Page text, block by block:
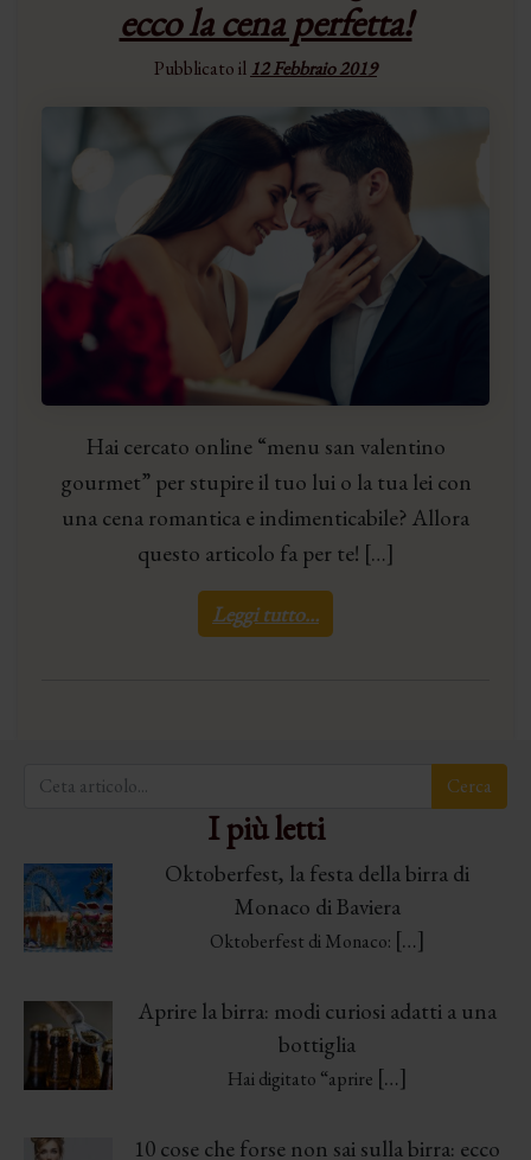
ecco la cena perfetta!
Pubblicato il 12 Febbraio 2019
Hai cercato online “menu san valentino
gourmet” per stupire il tuo lui o la tua lei con
una cena romantica e indimenticabile? Allora
questo articolo fa per te! […]
Leggi tutto…
I più letti
Oktoberfest, la festa della birra di
Monaco di Baviera
Oktoberfest di Monaco: […]
Aprire la birra: modi curiosi adatti a una
bottiglia
Hai digitato “aprire […]
10 cose che forse non sai sulla birra: ecco